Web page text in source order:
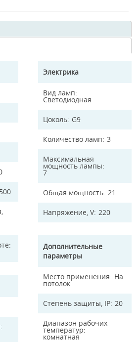
500
Электрика
Вид ламп
Светодиодная
Цоколь G9
Количество ламп 3
Максимальная
мощность лампы
7
Общая мощность 21
Напряжение, V 220
Дополнительные
параметры
Место применения На
потолок
Степень защиты, IP 20
Диапазон рабочих
температур
комнатная